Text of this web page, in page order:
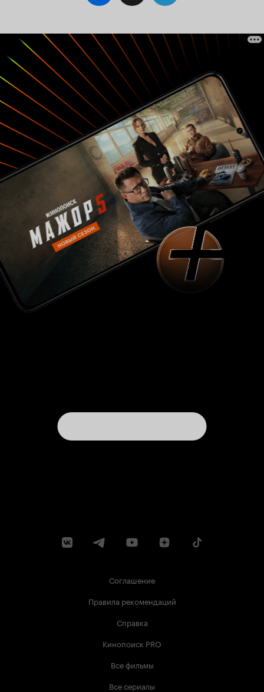
Соглашение
Правила рекомендаций
Справка
Кинопоиск PRO
Все фильмы
Все сериалы